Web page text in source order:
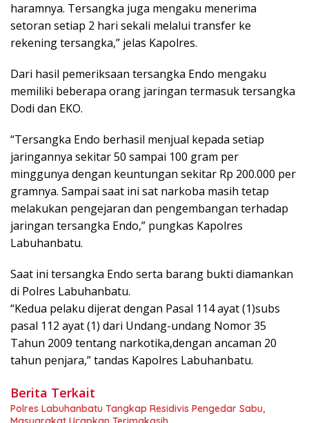
haramnya. Tersangka juga mengaku menerima
setoran setiap 2 hari sekali melalui transfer ke
rekening tersangka,” jelas Kapolres.
Dari hasil pemeriksaan tersangka Endo mengaku
memiliki beberapa orang jaringan termasuk tersangka
Dodi dan EKO.
“Tersangka Endo berhasil menjual kepada setiap
jaringannya sekitar 50 sampai 100 gram per
minggunya dengan keuntungan sekitar Rp 200.000 per
gramnya. Sampai saat ini sat narkoba masih tetap
melakukan pengejaran dan pengembangan terhadap
jaringan tersangka Endo,” pungkas Kapolres
Labuhanbatu.
Saat ini tersangka Endo serta barang bukti diamankan
di Polres Labuhanbatu.
“Kedua pelaku dijerat dengan Pasal 114 ayat (1)subs
pasal 112 ayat (1) dari Undang-undang Nomor 35
Tahun 2009 tentang narkotika,dengan ancaman 20
tahun penjara,” tandas Kapolres Labuhanbatu.
Berita Terkait
Polres Labuhanbatu Tangkap Residivis Pengedar Sabu,